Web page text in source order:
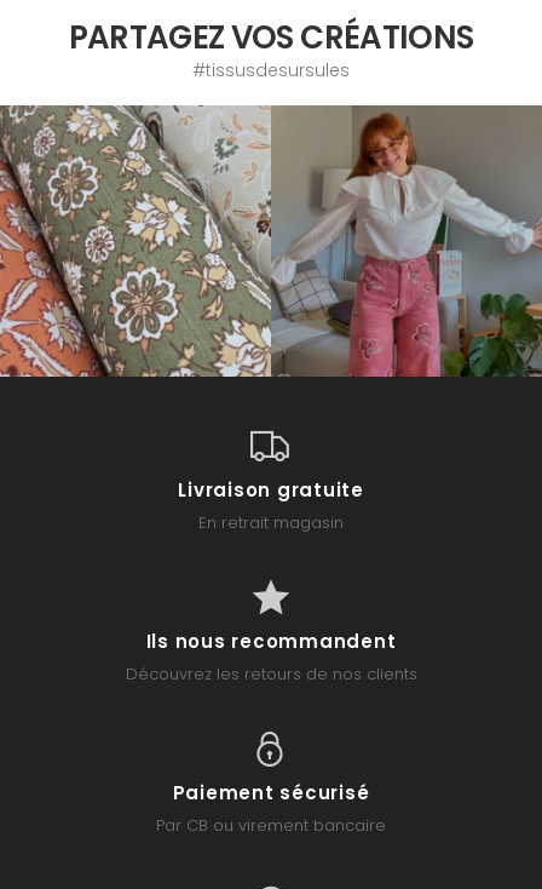
PARTAGEZ VOS CRÉATIONS
#tissusdesursules
Livraison gratuite
En retrait magasin
Ils nous recommandent
Découvrez les retours de nos clients
Paiement sécurisé
Par CB ou virement bancaire